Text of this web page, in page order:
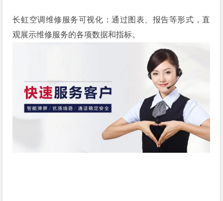
长虹空调维修服务可视化：通过图表、报告等形式，直
观展示维修服务的各项数据和指标。